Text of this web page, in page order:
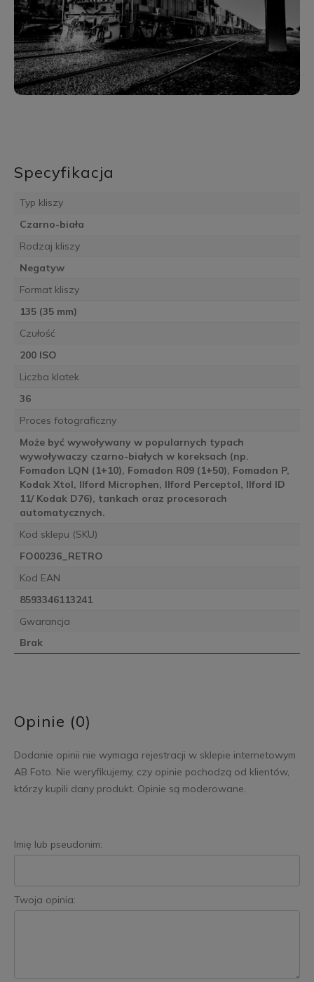
Specyfikacja
Typ kliszy
Czarno-biała
Rodzaj kliszy
Negatyw
Format kliszy
135 (35 mm)
Czułość
200 ISO
Liczba klatek
36
Proces fotograficzny
Może być wywoływany w popularnych typach
wywoływaczy czarno-białych w koreksach (np.
Fomadon LQN (1+10), Fomadon R09 (1+50), Fomadon P,
Kodak Xtol, Ilford Microphen, Ilford Perceptol, Ilford ID
11/ Kodak D76), tankach oraz procesorach
automatycznych.
Kod sklepu (SKU)
FO00236_RETRO
Kod EAN
8593346113241
Gwarancja
Brak
Opinie (0)
Dodanie opinii nie wymaga rejestracji w sklepie internetowym
AB Foto. Nie weryfikujemy, czy opinie pochodzą od klientów,
którzy kupili dany produkt. Opinie są moderowane.
Imię lub pseudonim:
Twoja opinia: